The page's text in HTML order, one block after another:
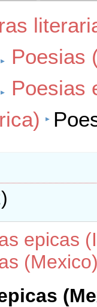
Poesias
Poesias
epicas